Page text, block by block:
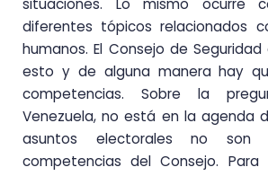
situaciones. Lo mismo ocurre
diferentes tópicos relacionados
humanos. El Consejo de
esto y de alguna manera hay
competencias. Sobre la
Venezuela, no está en la agenda
asuntos electorales no
competencias del Consejo.